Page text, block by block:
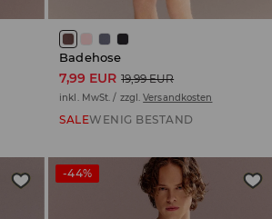
Badehose
7,99 EUR 19,99 EUR
inkl. MwSt. / zzgl.Versandkosten
SALEWENIG BESTAND
-44%